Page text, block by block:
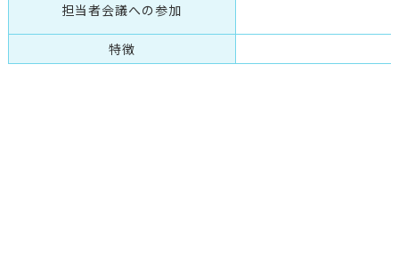
担当者会議への参加
特徴